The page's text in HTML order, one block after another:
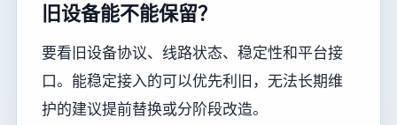
旧设备能不能保留？
要看旧设备协议、线路状态、稳定性和平台接
口。能稳定接入的可以优先利旧，无法长期维
护的建议提前替换或分阶段改造。